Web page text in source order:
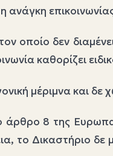
ανάγκη
οποίο δεν
καθορίζει
μέριμνα και
άρθρο 8 της
το Δικαστήριο δε